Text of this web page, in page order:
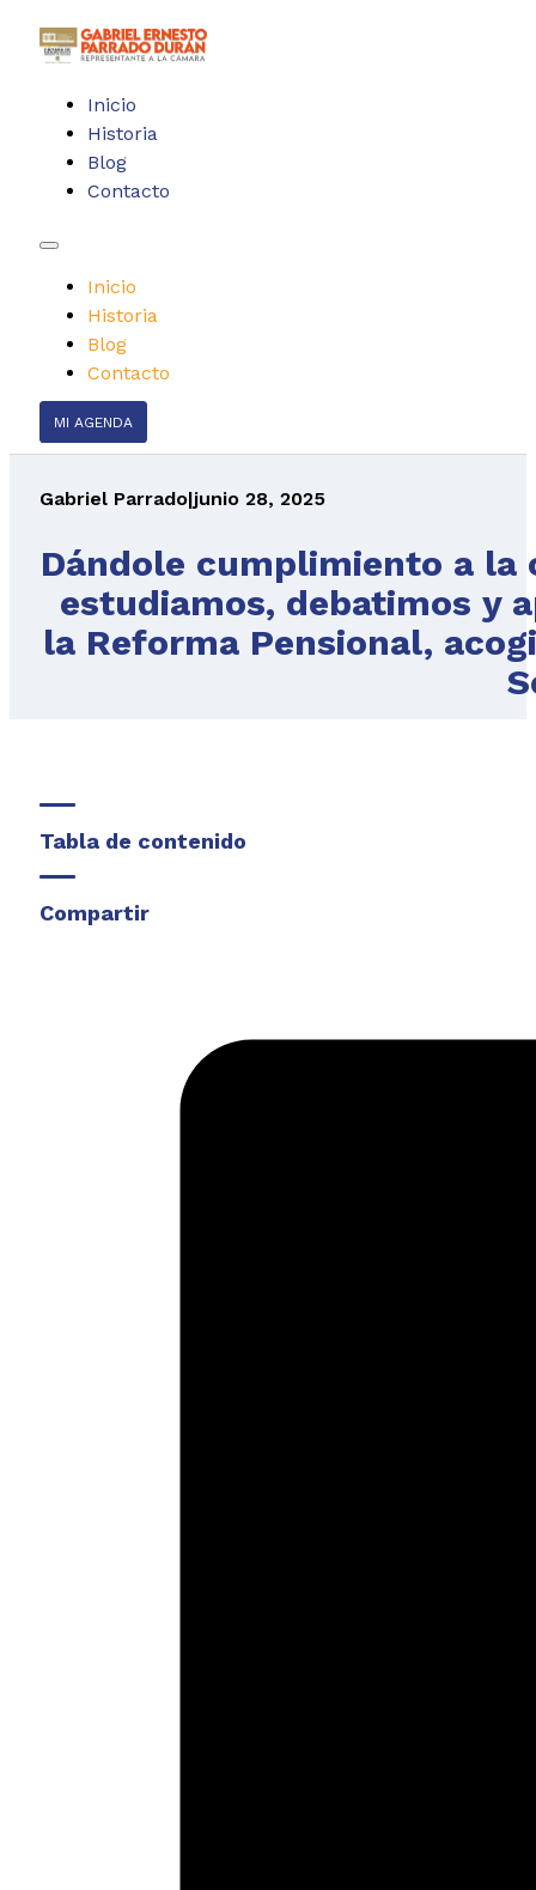
Inicio
Historia
Blog
Contacto
Inicio
Historia
Blog
Contacto
MI AGENDA
Gabriel Parrado|junio 28, 2025
Dándole cumplimiento a
estudiamos, debatimos y
la Reforma Pensional,
Tabla de contenido
Compartir